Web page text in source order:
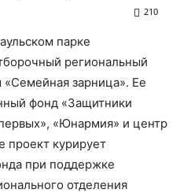
210
парке
региональный
«Семейная зарница». Ее
фонд «Защитники
«Юнармия» и центр
проект курирует
при поддержке
отделения